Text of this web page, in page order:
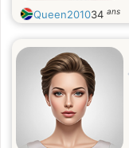
Queen201034 ans